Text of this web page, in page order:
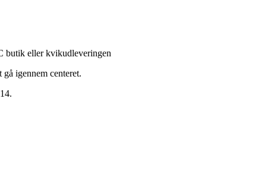
butik eller kvikudleveringen
igennem centeret.